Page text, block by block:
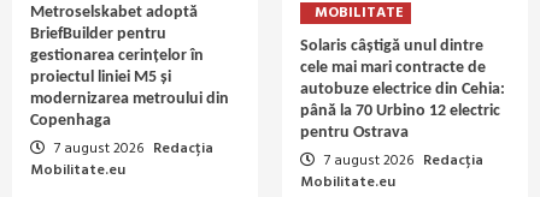
Metroselskabet adoptă
BriefBuilder pentru
gestionarea cerințelor în
proiectul liniei M5 și
modernizarea metroului din
Copenhaga
7 august 2026 Redacția
Mobilitate.eu
MOBILITATE
Solaris câștigă unul dintre
cele mai mari contracte de
autobuze electrice din Cehia:
până la 70 Urbino 12 electric
pentru Ostrava
7 august 2026 Redacția
Mobilitate.eu